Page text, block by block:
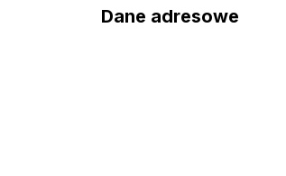
Dane adresowe